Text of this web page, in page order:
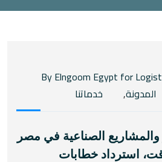
المدونة, خدماتنا
والمشاريع الصناعية في مصر
استرداد خطابات